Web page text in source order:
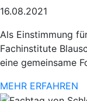
16.08.2021
Als Einstimmung
Fachinstitute
eine gemeinsame
MEHR ERFAHREN